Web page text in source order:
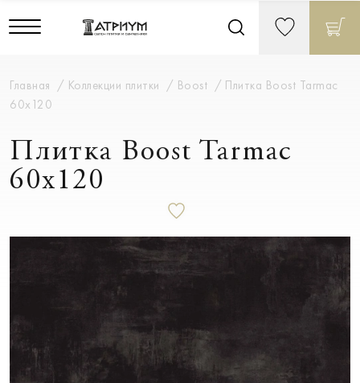
Главная Коллекции плитки Boost
Плитка Boost Tarmac
60x120
Плитка Boost Tarmac
60x120